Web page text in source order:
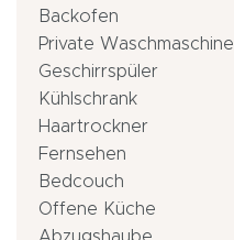
Backofen
Private Waschmaschine
Geschirrspüler
Kühlschrank
Haartrockner
Fernsehen
Bedcouch
Offene Küche